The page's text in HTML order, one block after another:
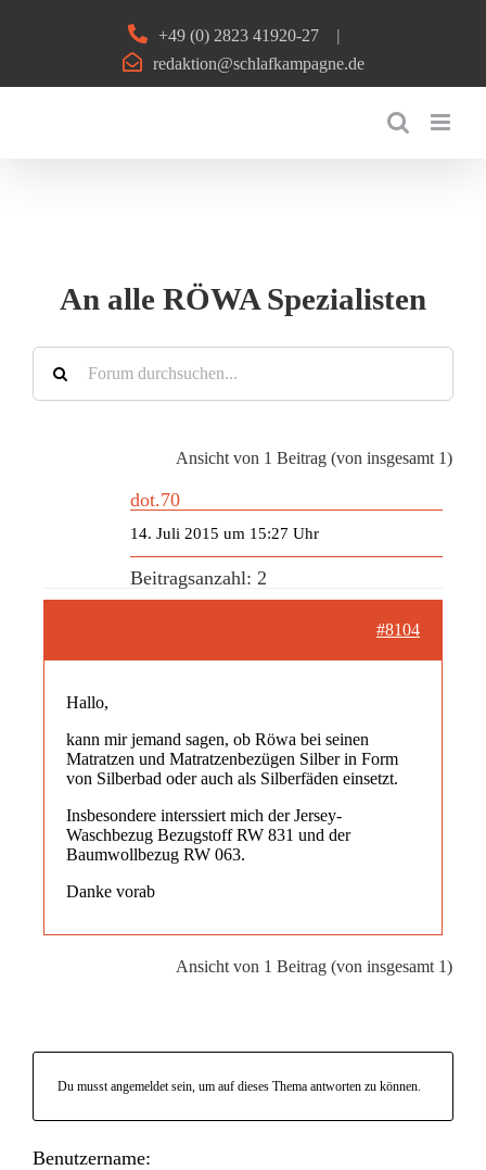
+49 (0) 2823 41920-27
|
redaktion@schlafkampagne.de
An alle RÖWA Spezialisten
Ansicht von 1 Beitrag (von insgesamt 1)
dot.70
14. Juli 2015 um 15:27 Uhr
Beitragsanzahl: 2
#8104
Hallo,
kann mir jemand sagen, ob Röwa bei seinen
Matratzen und Matratzenbezügen Silber in Form
von Silberbad oder auch als Silberfäden einsetzt.
Insbesondere interssiert mich der Jersey-
Waschbezug Bezugstoff RW 831 und der
Baumwollbezug RW 063.
Danke vorab
Ansicht von 1 Beitrag (von insgesamt 1)
Du musst angemeldet sein, um auf dieses Thema antworten zu können.
Benutzername: